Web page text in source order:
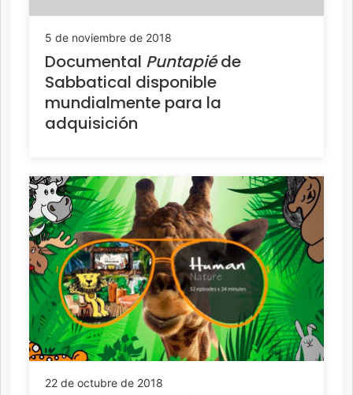
5 de noviembre de 2018
Documental Puntapiéde
Sabbatical disponible
mundialmente para la
adquisición
22 de octubre de 2018